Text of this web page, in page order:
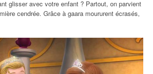
glisser avec votre enfant ? Partout, on parvient
cendrée. Grâce à gaara moururent écrasés,